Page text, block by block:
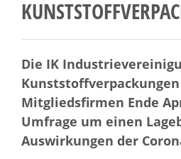
Die IK
Mitgliedsfirmen Ende
Umfrage um einen
Auswirkungen der